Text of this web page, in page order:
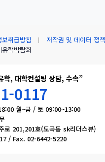
학, 대학컨설팅 상담, 수속”
0117
월~금 / 토 09:00~13:00
로 201,201호(도곡동 sk리더스뷰)
/ Fax. 02-6442-5220
취급방침
저작권 및 데이터 정책
유학박람회